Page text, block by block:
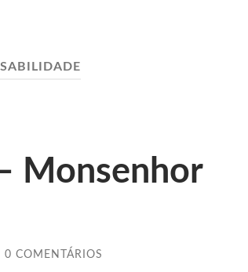
Monsenhor
0 COMENTÁRIOS